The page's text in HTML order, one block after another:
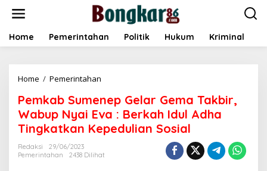
t
Home Pemerintahan Politik Hukum Kriminal
Home / Pemerintahan
m
k
a
b
u
Pemkab Sumenep Gelar Gema Takbir,
Wabup Nyai Eva : Berkah Idul Adha
Tingkatkan Kepedulian Sosial
Redaksi
29/06/2023
Pemerintahan
2438 Dilihat